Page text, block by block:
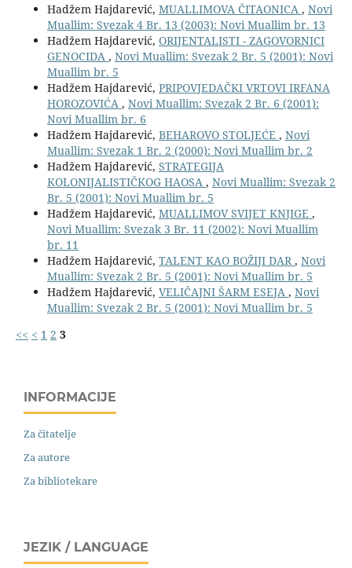
Hadžem Hajdarević, MUALLIMOVA ČITAONICA , Novi
Muallim: Svezak 4 Br. 13 (2003): Novi Muallim br. 13
Hadžem Hajdarević, ORIJENTALISTI - ZAGOVORNICI
GENOCIDA , Novi Muallim: Svezak 2 Br. 5 (2001): Novi
Muallim br. 5
Hadžem Hajdarević, PRIPOVJEDAČKI VRTOVI IRFANA
HOROZOVIĆA , Novi Muallim: Svezak 2 Br. 6 (2001):
Novi Muallim br. 6
Hadžem Hajdarević, BEHAROVO STOLJEĆE , Novi
Muallim: Svezak 1 Br. 2 (2000): Novi Muallim br. 2
Hadžem Hajdarević, STRATEGIJA
KOLONIJALISTIČKOG HAOSA , Novi Muallim: Svezak 2
Br. 5 (2001): Novi Muallim br. 5
Hadžem Hajdarević, MUALLIMOV SVIJET KNJIGE ,
Novi Muallim: Svezak 3 Br. 11 (2002): Novi Muallim
br. 11
Hadžem Hajdarević, TALENT KAO BOŽIJI DAR, Novi
Muallim: Svezak 2 Br. 5 (2001): Novi Muallim br. 5
Hadžem Hajdarević, VELIČAJNI ŠARM ESEJA , Novi
Muallim: Svezak 2 Br. 5 (2001): Novi Muallim br. 5
<< < 1 2 3
INFORMACIJE
Za čitatelje
Za autore
Za bibliotekare
JEZIK / LANGUAGE